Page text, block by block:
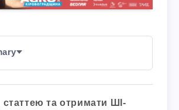
статтею та отримати ШІ-